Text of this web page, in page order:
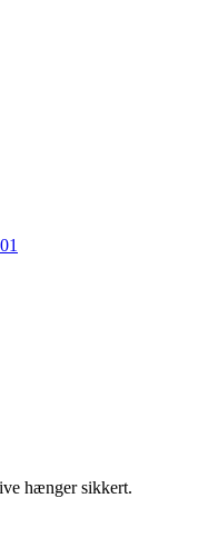
hænger sikkert.